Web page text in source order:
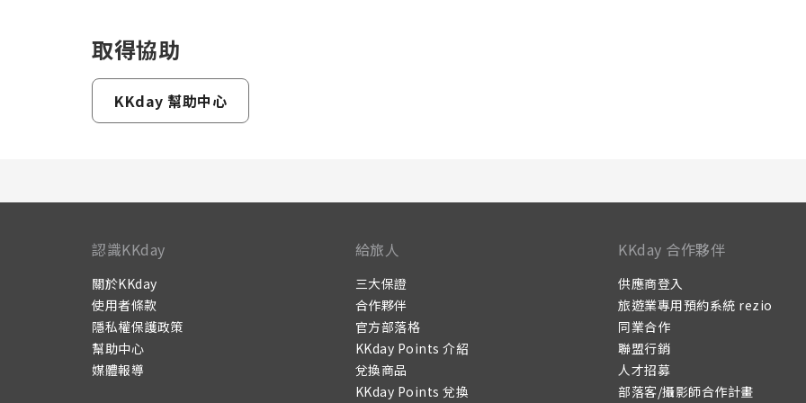
取得協助
KKday 幫助中心
認識KKday
關於KKday
使用者條款
隱私權保護政策
幫助中心
媒體報導
給旅人
三大保證
合作夥伴
官方部落格
KKday Points 介紹
兌換商品
KKday Points 兌換
KKday 合作夥伴
供應商登入
旅遊業專用預約系統 rezio
同業合作
聯盟行銷
人才招募
部落客/攝影師合作計畫